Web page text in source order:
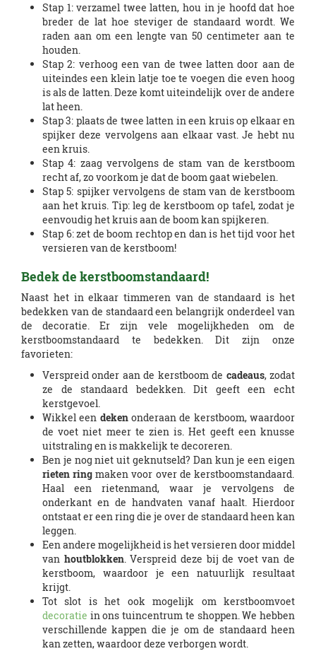
Stap 1: verzamel twee latten, hou in je hoofd dat hoe
breder de lat hoe steviger de standaard wordt. We
raden aan om een lengte van 50 centimeter aan te
houden.
Stap 2: verhoog een van de twee latten door aan de
uiteindes een klein latje toe te voegen die even hoog
is als de latten. Deze komt uiteindelijk over de andere
lat heen.
Stap 3: plaats de twee latten in een kruis op elkaar en
spijker deze vervolgens aan elkaar vast. Je hebt nu
een kruis.
Stap 4: zaag vervolgens de stam van de kerstboom
recht af, zo voorkom je dat de boom gaat wiebelen.
Stap 5: spijker vervolgens de stam van de kerstboom
aan het kruis. Tip: leg de kerstboom op tafel, zodat je
eenvoudig het kruis aan de boom kan spijkeren.
Stap 6: zet de boom rechtop en dan is het tijd voor het
versieren van de kerstboom!
Bedek de kerstboomstandaard!
Naast het in elkaar timmeren van de standaard is het
bedekken van de standaard een belangrijk onderdeel van
de decoratie. Er zijn vele mogelijkheden om de
kerstboomstandaard te bedekken. Dit zijn onze
favorieten:
Verspreid onder aan de kerstboom de cadeaus, zodat
ze de standaard bedekken. Dit geeft een echt
kerstgevoel.
Wikkel een dekenonderaan de kerstboom, waardoor
de voet niet meer te zien is. Het geeft een knusse
uitstraling en is makkelijk te decoreren.
Ben je nog niet uit geknutseld? Dan kun je een eigen
rieten ring maken voor over de kerstboomstandaard.
Haal een rietenmand, waar je vervolgens de
onderkant en de handvaten vanaf haalt. Hierdoor
ontstaat er een ring die je over de standaard heen kan
leggen.
Een andere mogelijkheid is het versieren door middel
van houtblokken. Verspreid deze bij de voet van de
kerstboom, waardoor je een natuurlijk resultaat
krijgt.
Tot slot is het ook mogelijk om kerstboomvoet
decoratie in ons tuincentrum te shoppen. We hebben
verschillende kappen die je om de standaard heen
kan zetten, waardoor deze verborgen wordt.